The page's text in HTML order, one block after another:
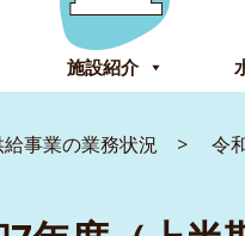
施設紹介
事業の業務状況 > 令